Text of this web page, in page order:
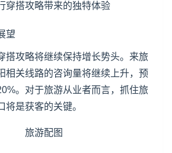
穿搭攻略带来的独特体验
望
搭攻略将继续保持增长势头。来旅
相关线路的咨询量将继续上升，预
。对于旅游从业者而言，抓住旅
将是获客的关键。